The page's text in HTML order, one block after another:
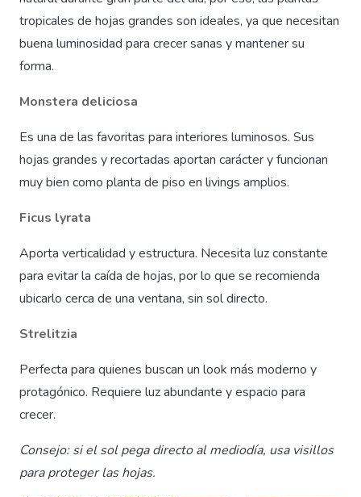
tropicales de hojas grandes son ideales, ya que necesitan
buena luminosidad para crecer sanas y mantener su
forma.
Monstera deliciosa
Es una de las favoritas para interiores luminosos. Sus
hojas grandes y recortadas aportan carácter y funcionan
muy bien como planta de piso en livings amplios.
Ficus lyrata
Aporta verticalidad y estructura. Necesita luz constante
para evitar la caída de hojas, por lo que se recomienda
ubicarlo cerca de una ventana, sin sol directo.
Strelitzia
Perfecta para quienes buscan un look más moderno y
protagónico. Requiere luz abundante y espacio para
crecer.
Consejo: si el sol pega directo al mediodía, usa visillos
para proteger las hojas.